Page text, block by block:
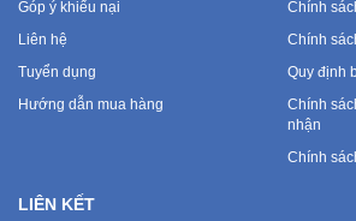
Phụ
Kiện
Đời
Góp ý khiếu nại
Liên hệ
Tuyển dụng
Hướng dẫn mua hàng
Chính
Chính
Quy định
Chính
nhận
Chính
LIÊN KẾT